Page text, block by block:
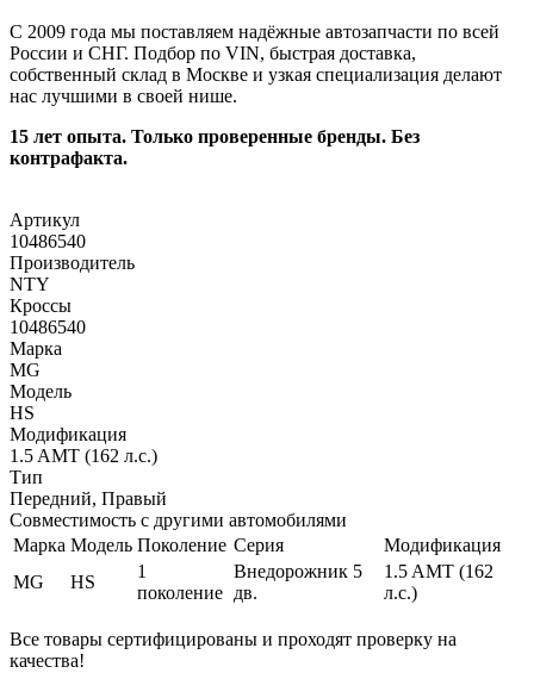
С 2009 года мы поставляем надёжные автозапчасти по всей
России и СНГ. Подбор по VIN, быстрая доставка,
собственный склад в Москве и узкая специализация делают
нас лучшими в своей нише.
15 лет опыта. Только проверенные бренды. Без
контрафакта.
Артикул
10486540
Производитель
NTY
Кроссы
10486540
Марка
MG
Модель
HS
Модификация
1.5 AMT (162 л.с.)
Тип
Передний, Правый
Совместимость с другими автомобилями
Марка Модель Поколение Серия
Модификация
MG
HS
1
поколение
Внедорожник 5
дв.
1.5 AMT (162
л.с.)
Все товары сертифицированы и проходят проверку на
качества!